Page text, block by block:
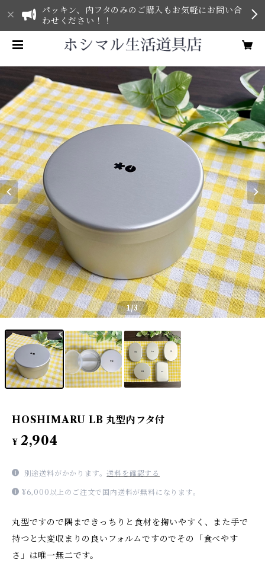
パッキン、内フタのみのご購入もお気軽にお問い合
わせください！！
1/3
HOSHIMARU LB 丸型内フタ付
¥ 2,904
別途送料がかかります。送料を確認する
¥6,000以上のご注文で国内送料が無料になります。
丸型ですので隅まできっちりと食材を掬いやすく、また手で
持つと大変収まりの良いフォルムですのでその「食べやす
さ」は唯一無二です。